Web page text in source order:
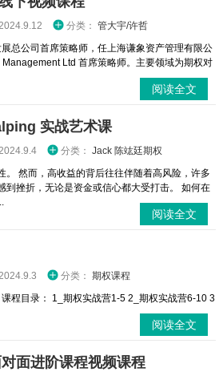
分类： 管大宇/许哲
总公司首席策略师，任上海谦象资产管理有限公
Ltd 首席策略师。主要领域为期权对
阅读全文
实战艺术课
分类： Jack 陈竑廷期权
。 然而，高收益的背后往往伴随着高风险，许多
到挫折，无论是资金或信心都大受打击。 如何在
阅读全文
分类： 期权课程
程目录： 1_期权实战营1-5 2_期权实战营6-10 3
阅读全文
面进阶课程视频课程